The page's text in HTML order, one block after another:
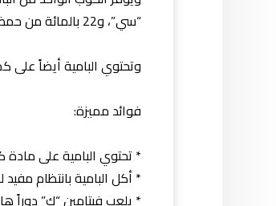
“سي”، و22 بالمائة من حمض الفوليك، و14 بالمائة من المغنيسيوم، و13 بالمائة من الثيامين، و11 بالمائة من فيتامين “ب6”.
وتحتوي البامية أيضاً على
فوائد مميزة:
* تحتوي البامية على مادة
* أكل البامية بانتظام
* يلعب فيتامين “ك”